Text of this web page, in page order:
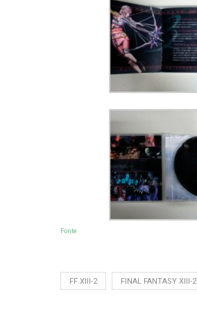
Fonte
FF XIII-2 FINAL FANTASY XIII-2